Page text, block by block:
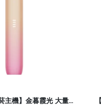
【Relx 5代電子菸主機】金暮霞光 大量現貨 悅刻5代幻影霧化器單桿 電量顯示